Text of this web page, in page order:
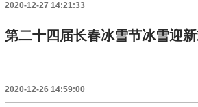
2020-12-27 14:21:33
第二十四届长春冰雪节冰雪迎
2020-12-26 14:59:00